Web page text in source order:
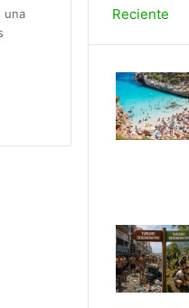
una
Reciente